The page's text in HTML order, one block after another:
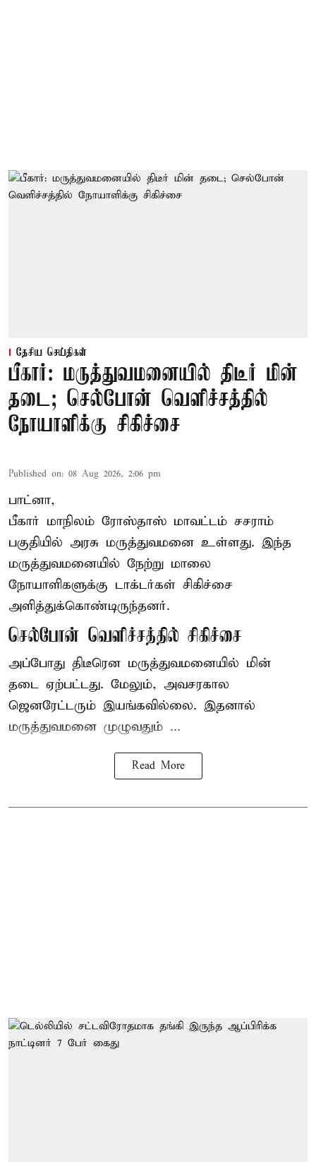
தேசிய செய்திகள்
பீகார்: மருத்துவமனையில் திடீர் மின்
தடை; செல்போன் வெளிச்சத்தில்
நோயாளிக்கு சிகிச்சை
Published on: 08 Aug 2026, 2:06 pm
பாட்னா,
பீகார் மாநிலம் ரோஸ்தாஸ் மாவட்டம் சசராம்
பகுதியில் அரசு மருத்துவமனை உள்ளது. இந்த
மருத்துவமனையில் நேற்று மாலை
நோயாளிகளுக்கு டாக்டர்கள் சிகிச்சை
அளித்துக்கொண்டிருந்தனர்.
செல்போன் வெளிச்சத்தில் சிகிச்சை
அப்போது திடீரென மருத்துவமனையில் மின்
தடை ஏற்பட்டது. மேலும், அவசரகால
ஜெனரேட்டரும் இயங்கவில்லை. இதனால்
மருத்துவமனை முழுவதும் ...
Read More